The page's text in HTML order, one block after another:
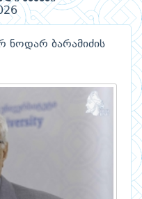
ნოდარ ბარამიძის